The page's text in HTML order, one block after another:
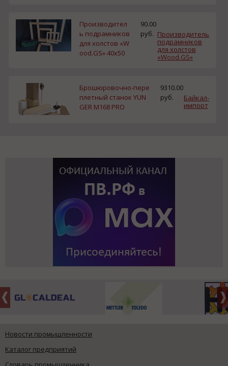
Производител
ь подрамников
для холстов «W
ood.GS» 40x50
90.00
руб. Производитель
подрамников
для холстов
«Wood.GS»
Брошюровочно-пере
плетный станок YUN
GER M168 PRO
9310.00
руб.
Байкал-
импорт
Новости промышленности
Каталог предприятий